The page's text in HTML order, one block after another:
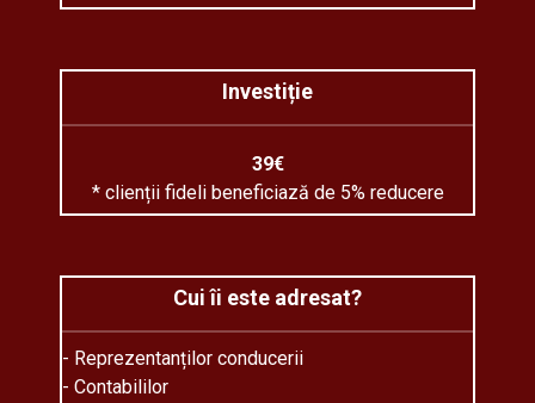
Investiție
39€
* clienții fideli beneficiază de 5% reducere
Cui îi este adresat?
- Reprezentanților conducerii
- Contabililor